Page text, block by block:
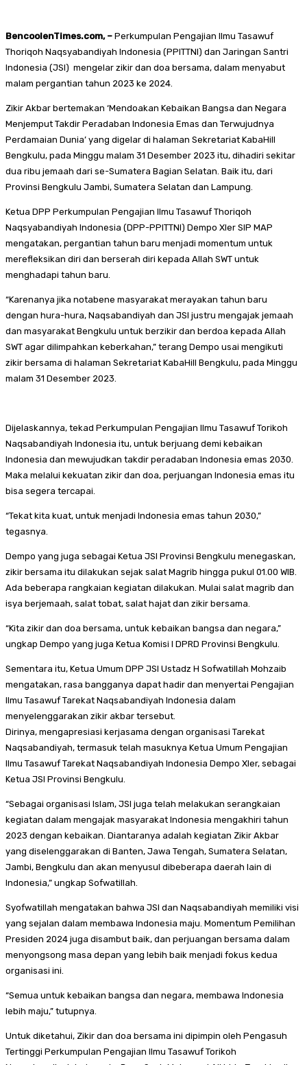
BencoolenTimes.com, – Perkumpulan Pengajian Ilmu Tasawuf
Thoriqoh Naqsyabandiyah Indonesia (PPITTNI) dan Jaringan Santri
Indonesia (JSI) mengelar zikir dan doa bersama, dalam menyabut
malam pergantian tahun 2023 ke 2024.
Zikir Akbar bertemakan ‘Mendoakan Kebaikan Bangsa dan Negara
Menjemput Takdir Peradaban Indonesia Emas dan Terwujudnya
Perdamaian Dunia’ yang digelar di halaman Sekretariat KabaHill
Bengkulu, pada Minggu malam 31 Desember 2023 itu, dihadiri sekitar
dua ribu jemaah dari se-Sumatera Bagian Selatan. Baik itu, dari
Provinsi Bengkulu Jambi, Sumatera Selatan dan Lampung.
Ketua DPP Perkumpulan Pengajian Ilmu Tasawuf Thoriqoh
Naqsyabandiyah Indonesia (DPP-PPITTNI) Dempo Xler SIP MAP
mengatakan, pergantian tahun baru menjadi momentum untuk
merefleksikan diri dan berserah diri kepada Allah SWT untuk
menghadapi tahun baru.
“Karenanya jika notabene masyarakat merayakan tahun baru
dengan hura-hura, Naqsabandiyah dan JSI justru mengajak jemaah
dan masyarakat Bengkulu untuk berzikir dan berdoa kepada Allah
SWT agar dilimpahkan keberkahan,” terang Dempo usai mengikuti
zikir bersama di halaman Sekretariat KabaHill Bengkulu, pada Minggu
malam 31 Desember 2023.
Dijelaskannya, tekad Perkumpulan Pengajian Ilmu Tasawuf Torikoh
Naqsabandiyah Indonesia itu, untuk berjuang demi kebaikan
Indonesia dan mewujudkan takdir peradaban Indonesia emas 2030.
Maka melalui kekuatan zikir dan doa, perjuangan Indonesia emas itu
bisa segera tercapai.
“Tekat kita kuat, untuk menjadi Indonesia emas tahun 2030,”
tegasnya.
Dempo yang juga sebagai Ketua JSI Provinsi Bengkulu menegaskan,
zikir bersama itu dilakukan sejak salat Magrib hingga pukul 01.00 WIB.
Ada beberapa rangkaian kegiatan dilakukan. Mulai salat magrib dan
isya berjemaah, salat tobat, salat hajat dan zikir bersama.
“Kita zikir dan doa bersama, untuk kebaikan bangsa dan negara,”
ungkap Dempo yang juga Ketua Komisi I DPRD Provinsi Bengkulu.
Sementara itu, Ketua Umum DPP JSI Ustadz H Sofwatillah Mohzaib
mengatakan, rasa bangganya dapat hadir dan menyertai Pengajian
Ilmu Tasawuf Tarekat Naqsabandiyah Indonesia dalam
menyelenggarakan zikir akbar tersebut.
Dirinya, mengapresiasi kerjasama dengan organisasi Tarekat
Naqsabandiyah, termasuk telah masuknya Ketua Umum Pengajian
Ilmu Tasawuf Tarekat Naqsabandiyah Indonesia Dempo Xler, sebagai
Ketua JSI Provinsi Bengkulu.
“Sebagai organisasi Islam, JSI juga telah melakukan serangkaian
kegiatan dalam mengajak masyarakat Indonesia mengakhiri tahun
2023 dengan kebaikan. Diantaranya adalah kegiatan Zikir Akbar
yang diselenggarakan di Banten, Jawa Tengah, Sumatera Selatan,
Jambi, Bengkulu dan akan menyusul dibeberapa daerah lain di
Indonesia,” ungkap Sofwatillah.
Syofwatillah mengatakan bahwa JSI dan Naqsabandiyah memiliki visi
yang sejalan dalam membawa Indonesia maju. Momentum Pemilihan
Presiden 2024 juga disambut baik, dan perjuangan bersama dalam
menyongsong masa depan yang lebih baik menjadi fokus kedua
organisasi ini.
“Semua untuk kebaikan bangsa dan negara, membawa Indonesia
lebih maju,” tutupnya.
Untuk diketahui, Zikir dan doa bersama ini dipimpin oleh Pengasuh
Tertinggi Perkumpulan Pengajian Ilmu Tasawuf Torikoh